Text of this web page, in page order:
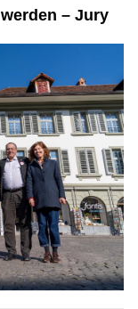
– Jury